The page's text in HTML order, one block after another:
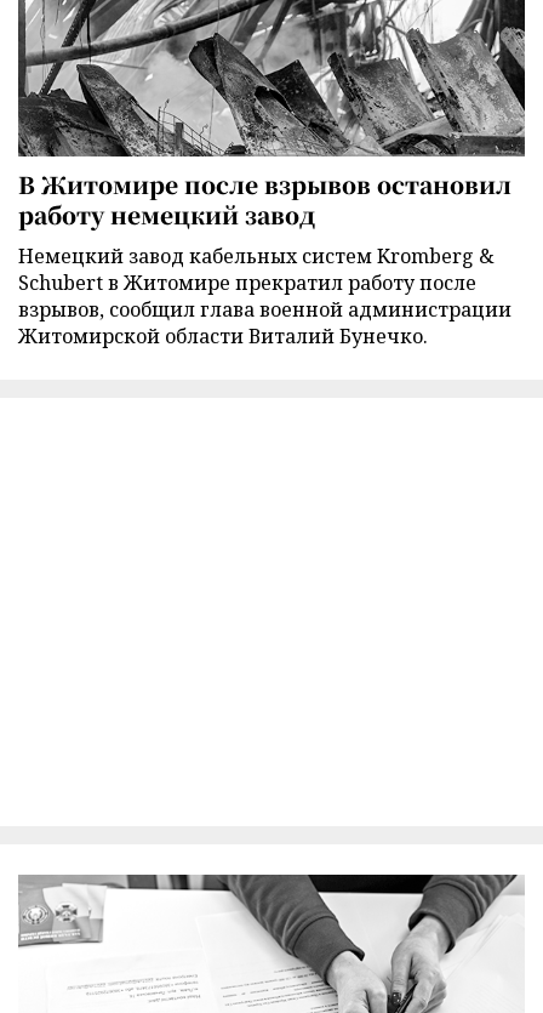
В Житомире после взрывов остановил
работу немецкий завод
Немецкий завод кабельных систем Kromberg &
Schubert в Житомире прекратил работу после
взрывов, сообщил глава военной администрации
Житомирской области Виталий Бунечко.